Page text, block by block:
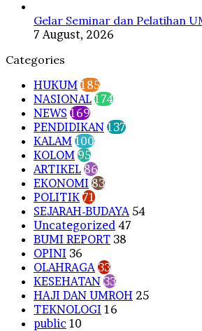
Gelar Seminar dan Pelatihan
7 August, 2026
Categories
HUKUM 185
NASIONAL 174
NEWS 169
PENDIDIKAN 137
KALAM 100
KOLOM 95
ARTIKEL 86
EKONOMI 83
POLITIK 71
SEJARAH-BUDAYA 54
Uncategorized 47
BUMI REPORT 38
OPINI 36
OLAHRAGA 33
KESEHATAN 33
HAJI DAN UMROH 25
TEKNOLOGI 16
public 10